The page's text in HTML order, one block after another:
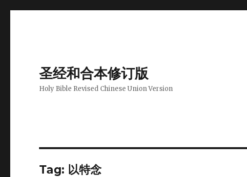
圣经和合本修订版
Holy Bible Revised Chinese Union Version
Tag: 以特念